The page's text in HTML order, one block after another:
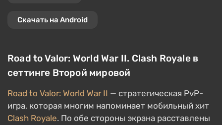
Скачать на Android
Road to Valor: World War II. Clash Royale в
сеттинге Второй мировой
Road to Valor: World War II — стратегическая PvP-
игра, которая многим напоминает мобильный хит
Clash Royale. По обе стороны экрана расставлены